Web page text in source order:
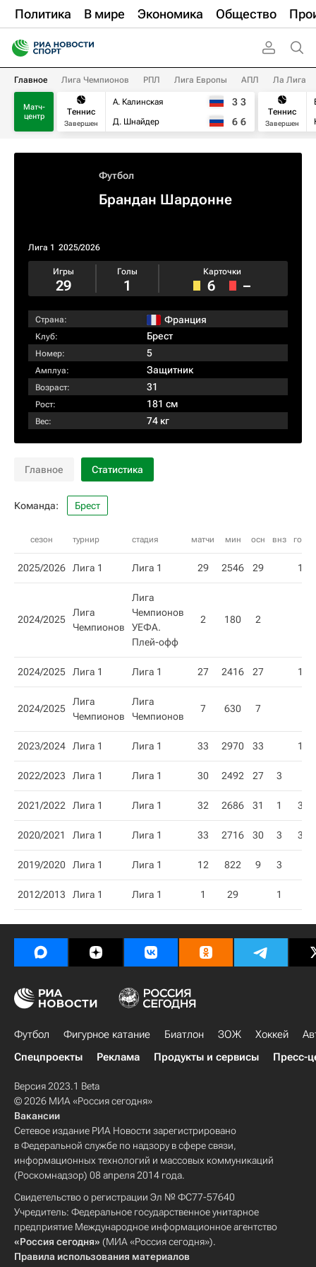
Политика В мире Экономика Общество
Главное Лига Чемпионов РПЛ Лига Европы АПЛ Ла Лига
Матч-
центр
Теннис
Завершен
А. Калинская
Д. Шнайдер
3 3
6 6
Теннис
Завершен
Футбол
Брандан Шардонне
Лига 1 2025/2026
Игры
29
Голы
1
Карточки
6 –
Страна: Франция
Клуб: Брест
Номер: 5
Амплуа: Защитник
Возраст: 31
Рост: 181 см
Вес: 74 кг
Главное Статистика
Команда: Брест
сезон турнир стадия матчи мин осн внз гол
2025/2026 Лига 1 Лига 1 29 2546 29 1
2024/2025
Лига
Чемпионов
Лига
Чемпионов
УЕФА.
Плей-офф
2 180 2
2024/2025 Лига 1 Лига 1 27 2416 27 1
2024/2025
Лига
Чемпионов
Лига
Чемпионов
7 630 7
2023/2024 Лига 1 Лига 1 33 2970 33 1
2022/2023 Лига 1 Лига 1 30 2492 27 3
2021/2022 Лига 1 Лига 1 32 2686 31 1 3
2020/2021 Лига 1 Лига 1 33 2716 30 3 3
2019/2020 Лига 1 Лига 1 12 822 9 3
2012/2013 Лига 1 Лига 1 1 29 1
Футбол Фигурное катание Биатлон ЗОЖ Хоккей
Спецпроекты
Реклама Продукты и сервисы Пресс-
Версия 2023.1 Beta
© 2026 МИА «Россия сегодня»
Вакансии
Сетевое издание РИА Новости зарегистрировано
в Федеральной службе по надзору в сфере связи,
информационных технологий и массовых коммуникаций
(Роскомнадзор) 08 апреля 2014 года.
Свидетельство о регистрации Эл № ФС77-57640
Учредитель: Федеральное государственное унитарное
предприятие Международное информационное агентство
«Россия сегодня» (МИА «Россия сегодня»).
Правила использования материалов